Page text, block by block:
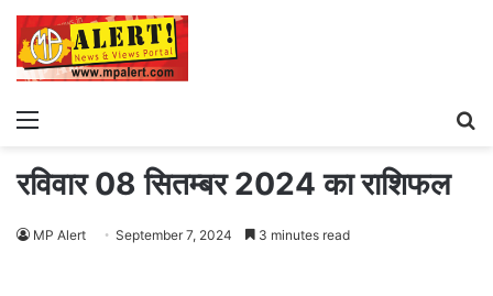
Menu
रविवार 08 सितम्बर 2024 का राशिफल
MP Alert September 7, 2024 3 minutes read